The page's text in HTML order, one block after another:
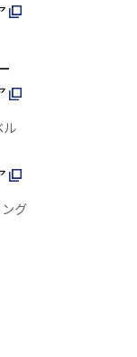
ル
グ